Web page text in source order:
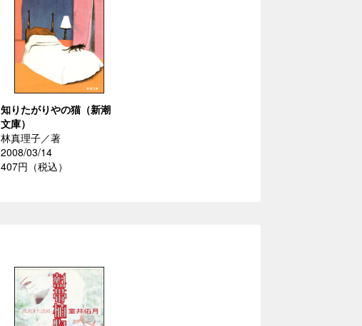
知りたがりやの猫（新潮
文庫）
林真理子／著
2008/03/14
407円（税込）